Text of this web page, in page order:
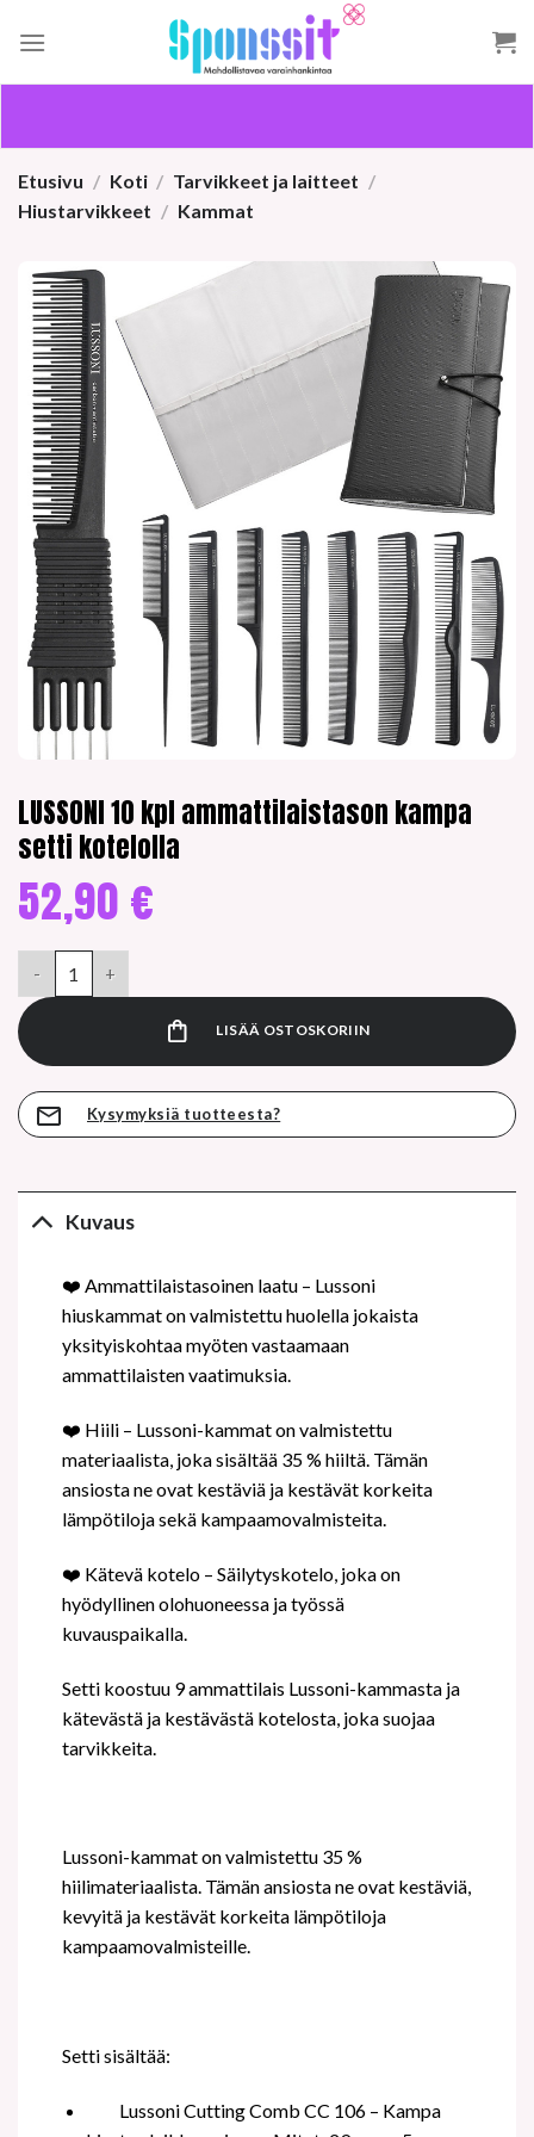
Etusivu / Koti / Tarvikkeet ja laitteet /
Hiustarvikkeet / Kammat
LUSSONI 10 kpl ammattilaistason kampa
setti kotelolla
52,90 €
LISÄÄ OSTOSKORIIN
Kysymyksiä tuotteesta?
Kuvaus
❤ ️ Ammattilaistasoinen laatu – Lussoni
hiuskammat on valmistettu huolella jokaista
yksityiskohtaa myöten vastaamaan
ammattilaisten vaatimuksia.
❤ ️ Hiili – Lussoni-kammat on valmistettu
materiaalista, joka sisältää 35 % hiiltä. Tämän
ansiosta ne ovat kestäviä ja kestävät korkeita
lämpötiloja sekä kampaamovalmisteita.
❤ ️ Kätevä kotelo – Säilytyskotelo, joka on
hyödyllinen olohuoneessa ja työssä
kuvauspaikalla.
Setti koostuu 9 ammattilais Lussoni-kammasta ja
kätevästä ja kestävästä kotelosta, joka suojaa
tarvikkeita.
Lussoni-kammat on valmistettu 35 %
hiilimateriaalista. Tämän ansiosta ne ovat kestäviä,
kevyitä ja kestävät korkeita lämpötiloja
kampaamovalmisteille.
Setti sisältää:
Lussoni Cutting Comb CC 106 – Kampa